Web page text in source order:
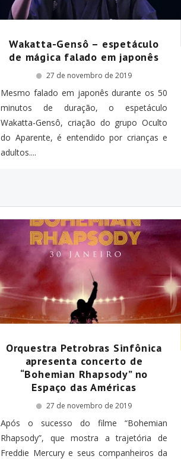
Wakatta-Gensô – espetáculo
de mágica falado em japonês
27 de novembro de 2019
Mesmo falado em japonês durante os 50
minutos de duração, o espetáculo
Wakatta-Gensô, criação do grupo Oculto
do Aparente, é entendido por crianças e
adultos....
Orquestra Petrobras Sinfônica
apresenta concerto de
“Bohemian Rhapsody” no
Espaço das Américas
27 de novembro de 2019
Após o sucesso do filme “Bohemian
Rhapsody”, que mostra a trajetória de
Freddie Mercury e seus companheiros da